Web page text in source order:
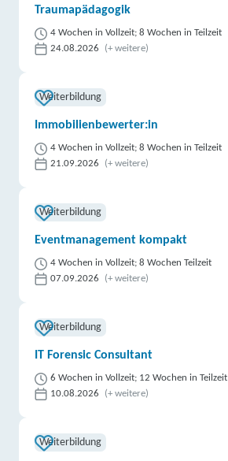
Traumapädagogik
4 Wochen in Vollzeit; 8 Wochen in Teilzeit
24.08.2026
(+ weitere)
Weiterbildung
Immobilienbewerter:in
4 Wochen in Vollzeit; 8 Wochen in Teilzeit
21.09.2026
(+ weitere)
Weiterbildung
Eventmanagement kompakt
4 Wochen in Vollzeit; 8 Wochen Teilzeit
07.09.2026
(+ weitere)
Weiterbildung
IT Forensic Consultant
6 Wochen in Vollzeit; 12 Wochen in Teilzeit
10.08.2026
(+ weitere)
Weiterbildung